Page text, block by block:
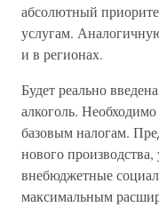
абсолютный
услугам.
и в регионах.
Будет реально
алкоголь.
базовым налогам.
нового
внебюджетные
максимальным